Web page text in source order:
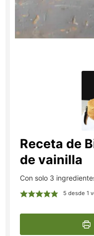
Receta de
de vainilla
Con solo 3
5 desde 1